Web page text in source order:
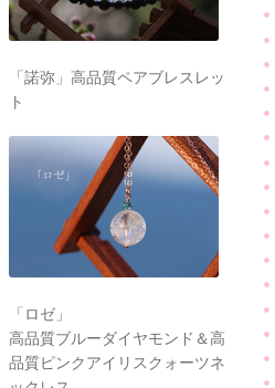
「諾弥」高品質ペアブレスレッ
ト
「ロゼ」
高品質ブルーダイヤモンド＆高
品質ピンクアイリスクォーツネ